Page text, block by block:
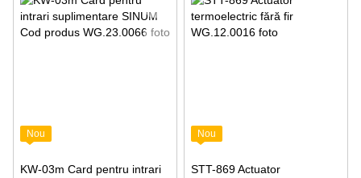
Nou
KW-03m Card pentru intrari
Nou
STT-869 Actuator